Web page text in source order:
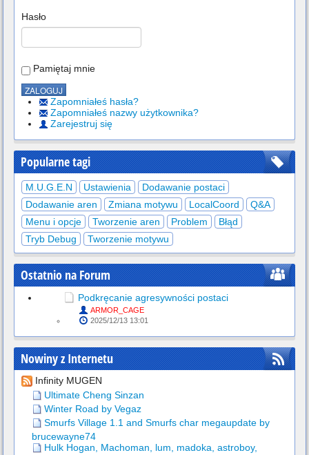
Hasło
Pamiętaj mnie
Zapomniałeś hasła?
Zapomniałeś nazwy użytkownika?
Zarejestruj się
Popularne tagi
M.U.G.E.N Ustawienia
Dodawanie postaci
Dodawanie aren
Zmiana motywu LocalCoord
Q&A
Menu i opcje
Tworzenie aren Problem
Błąd
Tryb Debug
Tworzenie motywu
Ostatnio na Forum
Podkręcanie agresywności postaci
ARMOR_CAGE
2025/12/13 13:01
Nowiny z Internetu
Infinity MUGEN
Ultimate Cheng Sinzan
Winter Road by Vegaz
Smurfs Village 1.1 and Smurfs char megaupdate by
brucewayne74
Hulk Hogan, Machoman, lum, madoka, astroboy,